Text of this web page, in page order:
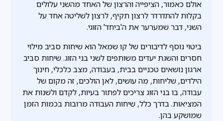
אולם כאמור, הציפייה והרצון של האחד מהשני עלולים
בקלות להתדרדר לרצון תקיף, לרצון לשליטה אחד על
השני, דבר שמערער את ה'ביחד' הזוגי.
ביטוי נוסף לדיבורים של קו שמאל הוא שיחות סביב מילוי
חסרים והשגת יעדים משותפים לשני בני הזוג. שיחות סביב
ארגון נושאים טכניים בבית, בעבודה, מצב כלכלי, חינוך
הילדים, שליחות, מה עושים, לאן הולכים, זה מקום של
עבודה, בו בני הזוג צריכים לפתור בעיות, לקדם ולשנות את
המציאות. בדרך כלל, שיחות העבודה מרובות בכמות הזמן
שמושקע בהן.